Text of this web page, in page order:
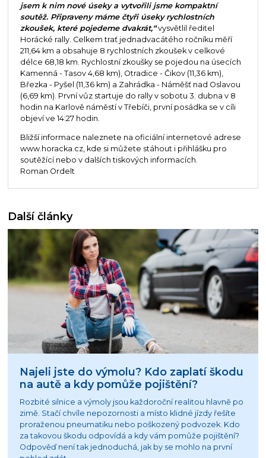
jsem k nim nové úseky a vytvořili jsme kompaktní
soutěž. Připraveny máme čtyři úseky rychlostních
zkoušek, které pojedeme dvakrát,“vysvětlil ředitel
Horácké rally. Celkem trať jednadvacátého ročníku měří
211,64 km a obsahuje 8 rychlostních zkoušek v celkové
délce 68,18 km. Rychlostní zkoušky se pojedou na úsecích
Kamenná - Tasov 4,68 km), Otradice - Čikov (11,36 km),
Březka - Pyšel (11,36 km) a Zahrádka - Náměšť nad Oslavou
(6,69 km). První vůz startuje do rally v sobotu 3. dubna v 8
hodin na Karlově náměstí v Třebíči, první posádka se v cíli
objeví ve 14:27 hodin.
Bližší informace naleznete na oficiální internetové adrese
www.horacka.cz, kde si můžete stáhout i přihlášku pro
soutěžící nebo v dalších tiskových informacích.
Roman Ordelt
Další články
Najeli jste do výmolu? Kdo zaplatí škodu
na autě a kdy pomůže pojištění?
Rozbité silnice a výmoly jsou každoroční realitou hlavně po
zimě. Stačí chvíle nepozornosti a místo klidné jízdy řešíte
proraženou pneumatiku nebo poškozený podvozek. Kdo
za takovou škodu odpovídá a kdy vám pomůže pojištění?
Odpověď není tak jednoduchá, jak by se mohlo na první